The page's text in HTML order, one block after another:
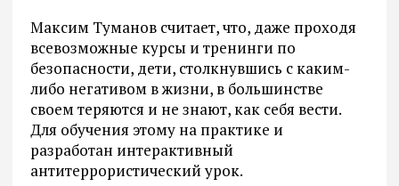
Максим Туманов считает, что, даже проходя
всевозможные курсы и тренинги по
безопасности, дети, столкнувшись с каким-
либо негативом в жизни, в большинстве
своем теряются и не знают, как себя вести.
Для обучения этому на практике и
разработан интерактивный
антитеррористический урок.